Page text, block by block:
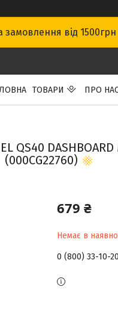
від 1500грн
ТОВАРИ ПРО
DASHBOARD
(000CG22760)
679 ₴
Немає в
0 (800) 33-10-20